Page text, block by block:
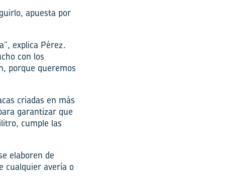
apuesta por
explica Pérez.
con los
porque queremos
criadas en más
garantizar que
cumple las
elaboren de
cualquier avería o